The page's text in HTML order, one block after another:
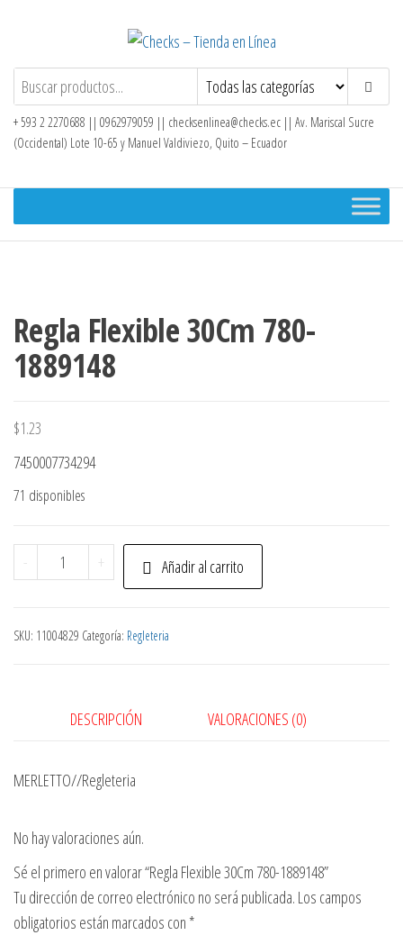
contenido
Checks – Tienda en Línea
+ 593 2 2270688 || 0962979059 || checksenlinea@checks.ec || Av. Mariscal Sucre
(Occidental) Lote 10-65 y Manuel Valdiviezo, Quito – Ecuador
Regla Flexible 30Cm 780-
1889148
$1.23
7450007734294
71 disponibles
-
Regla
Flexible
780-
+ Añadir al carrito
SKU: 11004829 Categoría: Regleteria
DESCRIPCIÓN VALORACIONES (0)
MERLETTO//Regleteria
No hay valoraciones aún.
Sé el primero en valorar “Regla Flexible 30Cm 780-1889148”
Tu dirección de correo electrónico no será publicada. Los campos
obligatorios están marcados con *